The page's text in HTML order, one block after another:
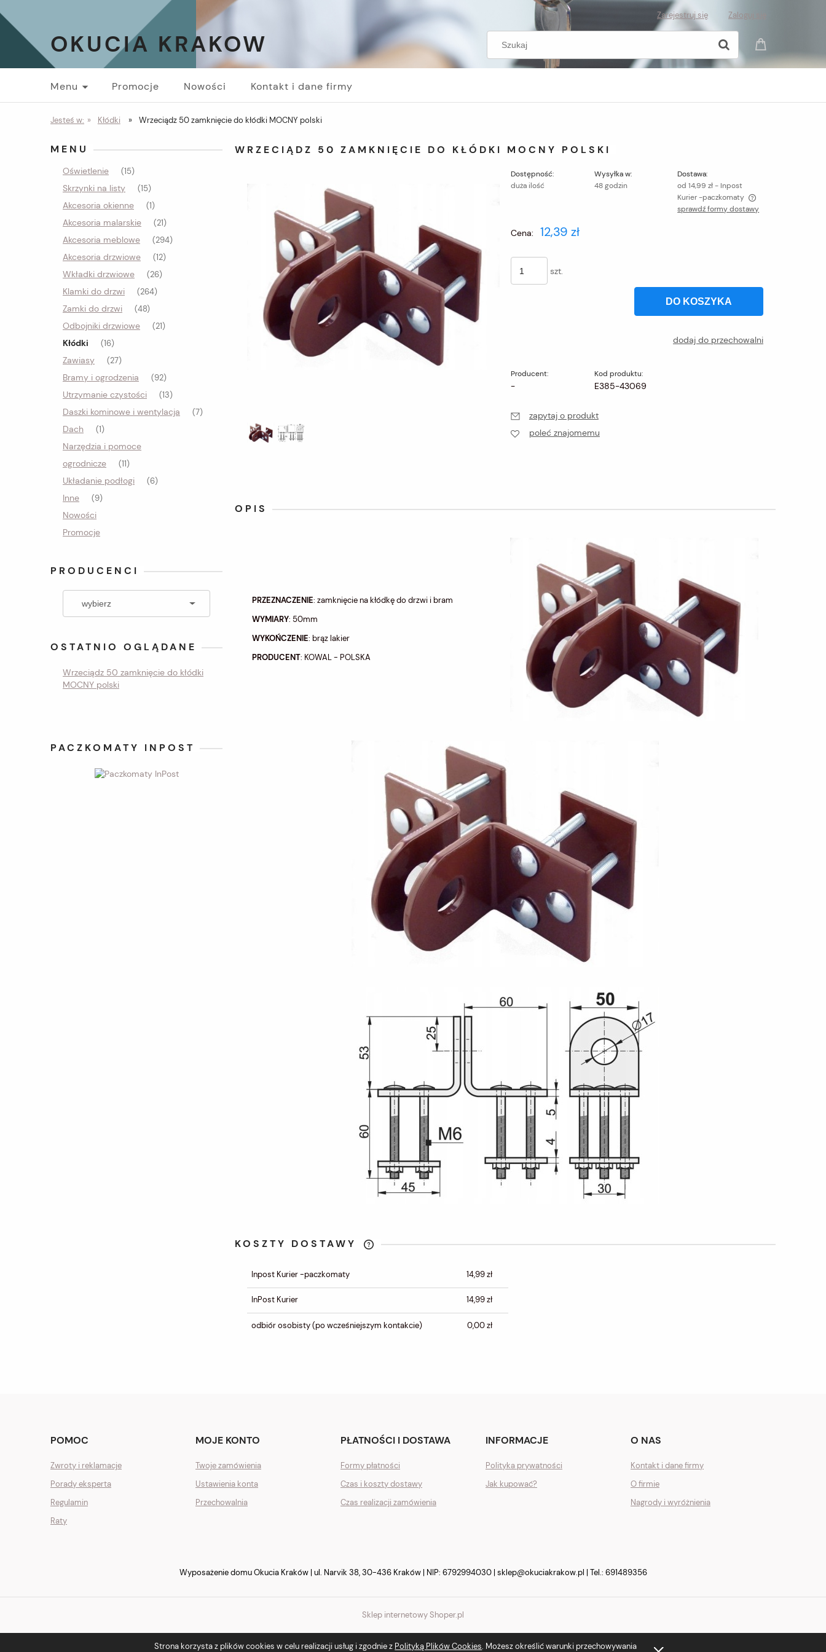
Strona korzysta z plików cookies w celu realizacji usług i zgodnie z Polityką Plików Cookies. Możesz określić warunki przechowywania
Zarejestruj się Zaloguj się
OKUCIA KRAKOW
Menu Promocje Nowości Kontakt i dane firmy
Jesteś w: » Kłódki » Wrzeciądz 50 zamknięcie do kłódki MOCNY polski
MENU
Oświetlenie (15)
Skrzynki na listy (15)
Akcesoria okienne (1)
Akcesoria malarskie (21)
Akcesoria meblowe (294)
Akcesoria drzwiowe (12)
Wkładki drzwiowe (26)
Klamki do drzwi (264)
Zamki do drzwi (48)
Odbojniki drzwiowe (21)
Kłódki (16)
Zawiasy (27)
Bramy i ogrodzenia (92)
Utrzymanie czystości (13)
Daszki kominowe i wentylacja (7)
Dach (1)
Narzędzia i pomoce
ogrodnicze
(11)
Układanie podłogi (6)
Inne (9)
Nowości
Promocje
PRODUCENCI
OSTATNIO OGLĄDANE
Wrzeciądz 50 zamknięcie do kłódki
MOCNY polski
PACZKOMATY INPOST
WRZECIĄDZ 50 ZAMKNIĘCIE DO KŁÓDKI MOCNY POLSKI
Dostępność:
duża ilość
Wysyłka w:
48 godzin
Dostawa:
od 14,99 zł - Inpost
Kurier -paczkomaty
sprawdź formy dostawy
Cena: 12,39 zł
szt.
DO KOSZYKA
dodaj do przechowalni
Producent:
-
Kod produktu:
E385-43069
zapytaj o produkt
poleć znajomemu
OPIS
PRZEZNACZENIE: zamknięcie na kłódkę do drzwi i bram
WYMIARY: 50mm
WYKOŃCZENIE: brąz lakier
PRODUCENT: KOWAL - POLSKA
KOSZTY DOSTAWY
CENA NIE ZAWIERA
Inpost Kurier -paczkomaty 14,99 zł
InPost Kurier 14,99 zł
odbiór osobisty(po wcześniejszym kontakcie) 0,00 zł
POMOC
Zwroty i reklamacje
Porady eksperta
Regulamin
Raty
MOJE KONTO
Twoje zamówienia
Ustawienia konta
Przechowalnia
PŁATNOŚCI I DOSTAWA
Formy płatności
Czas i koszty dostawy
Czas realizacji zamówienia
INFORMACJE
Polityka prywatności
Jak kupować?
O NAS
Kontakt i dane firmy
O firmie
Nagrody i wyróżnienia
Wyposażenie domu Okucia Kraków | ul. Narvik 38, 30-436 Kraków | NIP: 6792994030 | sklep@okuciakrakow.pl | Tel.: 691489356
Sklep internetowy Shoper.pl